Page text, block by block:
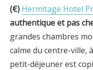
(€) Hermitage Hotel
authentique et pas
grandes chambres
calme du centre-ville,
petit-déjeuner est